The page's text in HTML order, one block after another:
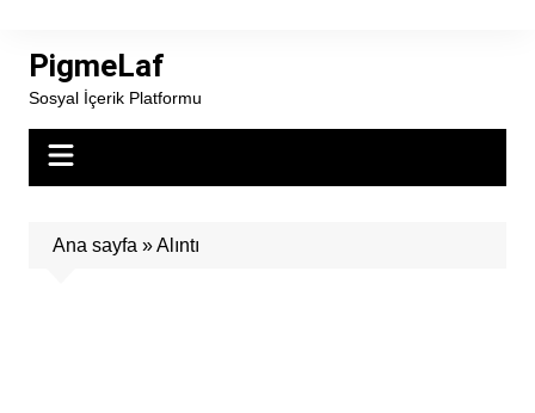
contentPigmeLaf
Sosyal İçerik Platformu
Ana sayfa »Alıntı